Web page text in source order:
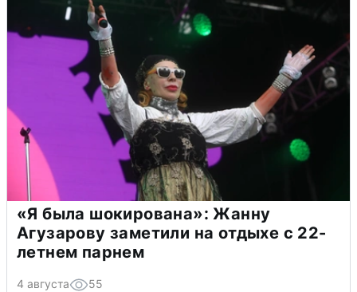
«Я была шокирована»: Жанну
Агузарову заметили на отдыхе с 22-
летнем парнем
4 августа 55